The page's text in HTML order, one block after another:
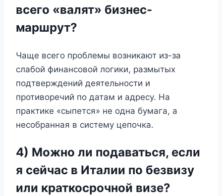
всего «валят» бизнес-
маршрут?
Чаще всего проблемы возникают из-за
слабой финансовой логики, размытых
подтверждений деятельности и
противоречий по датам и адресу. На
практике «сыпется» не одна бумага, а
несобранная в систему цепочка.
4) Можно ли подаваться, если
я сейчас в Италии по безвизу
или краткосрочной визе?